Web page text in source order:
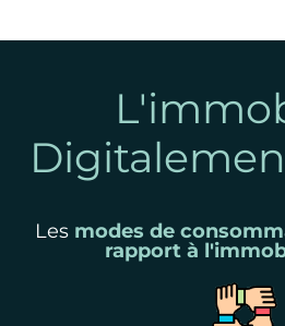
Les modes de
rapport à